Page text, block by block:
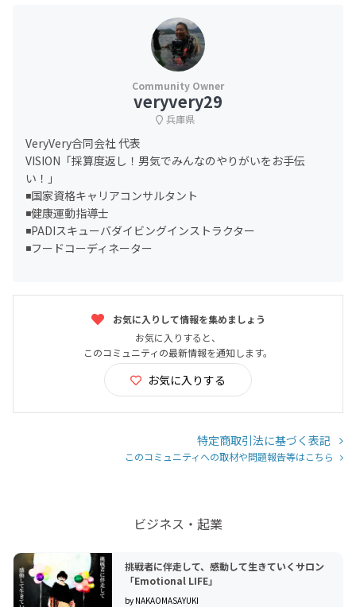
veryvery29
兵庫県
VeryVery合同会社 代表
VISION「採算度返し！男気でみんなのやりがいをお手伝
い！」
◾️国家資格キャリアコンサルタント
◾️健康運動指導士
◾️PADIスキューバダイビングインストラクター
◾️フードコーディネーター
お気に入りして情報を集めましょう
お気に入りすると、
このコミュニティの最新情報を通知します。
お気に入りする
特定商取引法に基づく表記
このコミュニティへの取材や問題報告等はこちら
ビジネス・起業
挑戦者に伴走して、感動して生きていくサロン
「Emotional LIFE」
by NAKAOMASAYUKI